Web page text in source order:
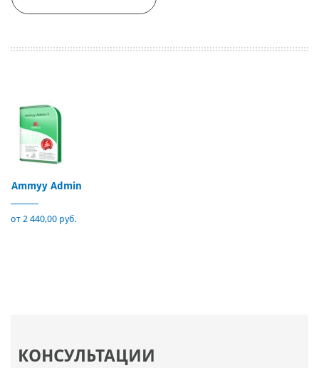
КОНСУЛЬТАЦИИ
Ammyy Admin
от 2 440,00 руб.